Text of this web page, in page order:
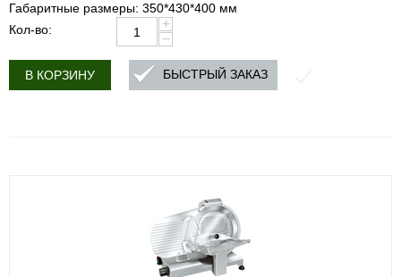
Габаритные размеры: 350*430*400 мм
Кол-во:
+
−
В КОРЗИНУ БЫСТРЫЙ ЗАКАЗ